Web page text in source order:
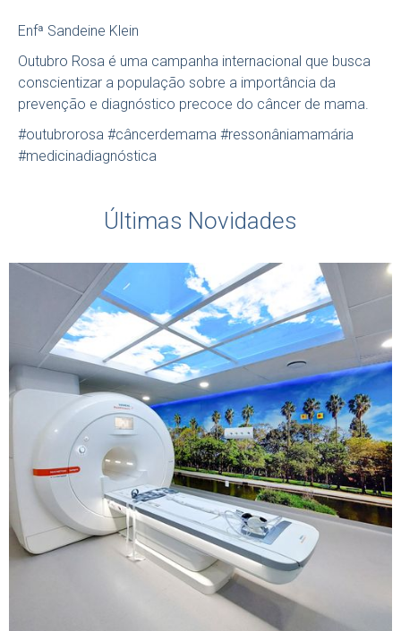
Enfª Sandeine Klein
Outubro Rosa é uma campanha internacional que busca
conscientizar a população sobre a importância da
prevenção e diagnóstico precoce do câncer de mama.
#outubrorosa #câncerdemama #ressonâniamamária
#medicinadiagnóstica
Últimas Novidades